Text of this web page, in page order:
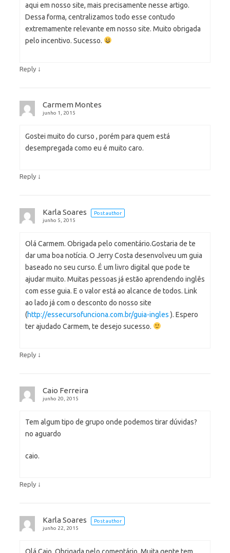
aqui em nosso site, mais precisamente nesse artigo.
Dessa forma, centralizamos todo esse contudo
extremamente relevante em nosso site. Muito obrigada
pelo incentivo. Sucesso.
Reply ↓
Carmem Montes
junho 1, 2015
Gostei muito do curso , porém para quem está
desempregada como eu é muito caro.
Reply ↓
Karla Soares
Post author
junho 5, 2015
Olá Carmem. Obrigada pelo comentário.Gostaria de te
dar uma boa notícia. O Jerry Costa desenvolveu um guia
baseado no seu curso. É um livro digital que pode te
ajudar muito. Muitas pessoas já estão aprendendo inglês
com esse guia. E o valor está ao alcance de todos. Link
ao lado já com o desconto do nosso site
(http://essecursofunciona.com.br/guia-ingles ). Espero
ter ajudado Carmem, te desejo sucesso.
Reply ↓
Caio Ferreira
junho 20, 2015
Tem algum tipo de grupo onde podemos tirar dúvidas?
no aguardo
caio.
Reply ↓
Karla Soares
Post author
junho 22, 2015